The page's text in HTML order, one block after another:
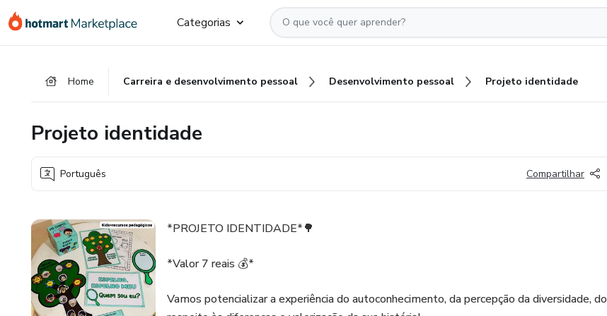
para
para
para
Categorias
Home Carreira e desenvolvimento pessoal Desenvolvimento pessoal Projeto identidade
Projeto identidade
Português Compartilhar
*PROJETO IDENTIDADE*🌳
*Valor 7 reais 💰*
Vamos potencializar a experiência do autoconhecimento, da percepção da diversidade, do